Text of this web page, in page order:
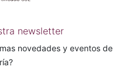
newsletter
novedades y eventos de